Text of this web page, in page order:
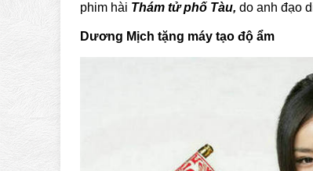
phim hài Thám tử phố Tàu, do anh đạo
Dương Mịch tặng máy tạo độ ẩm